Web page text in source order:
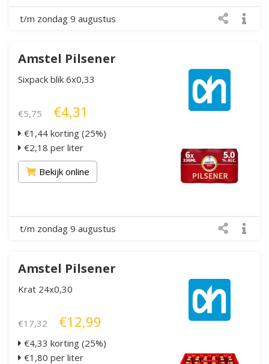
t/m zondag 9 augustus
Amstel Pilsener
Sixpack blik 6x0,33
€5,75 €4,31
€1,44 korting (25%)
€2,18 per liter
Bekijk online
t/m zondag 9 augustus
Amstel Pilsener
Krat 24x0,30
€17,32 €12,99
€4,33 korting (25%)
€1,80 per liter